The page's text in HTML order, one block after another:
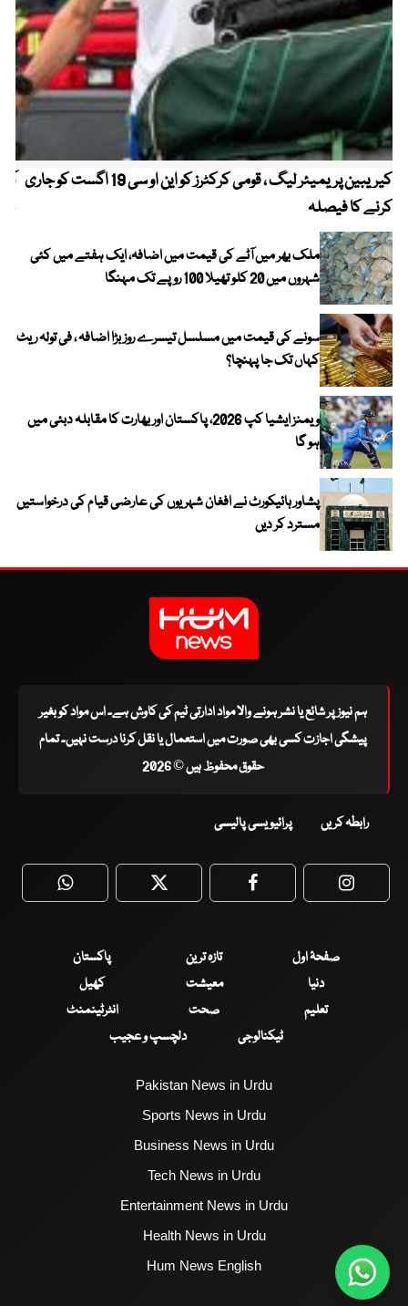
کیریبین پریمیئر لیگ ، قومی کرکٹرز کو این او سی 19 اگست کو جاری
کرنے کا فیصلہ
ملک بھر میں آٹے کی قیمت میں اضافہ، ایک ہفتے میں کئی
شہروں میں 20 کلو تھیلا 100 روپے تک مہنگا
سونے کی قیمت میں مسلسل تیسرے روز بڑا اضافہ ، فی تولہ ریٹ
کہاں تک جا پہنچا؟
ویمنز ایشیا کپ 2026، پاکستان اور بھارت کا مقابلہ دبئی میں
ہو گا
پشاور ہائیکورٹ نے افغان شہریوں کی عارضی قیام کی درخواستیں
مسترد کر دیں
ہم نیوز پر شائع یا نشر ہونے والا مواد ادارتی ٹیم کی کاوش ہے۔ اس مواد کو بغیر
پیشگی اجازت کسی بھی صورت میں استعمال یا نقل کرنا درست نہیں۔ تمام
حقوق محفوظ ہیں © 2026
رابطہ کریں پرائیویسی پالیسی
WhatsApp Twitter Facebook
صفحۂ اول تازہ ترین
پاکستان
دنیا
معیشت
کھیل
تعلیم
صحت
انٹرٹینمنٹ
ٹیکنالوجی
دلچسپ و عجیب
Pakistan News in Urdu
Sports News in Urdu
Business News in Urdu
Tech News in Urdu
Entertainment News in Urdu
Health News in Urdu
Hum News English